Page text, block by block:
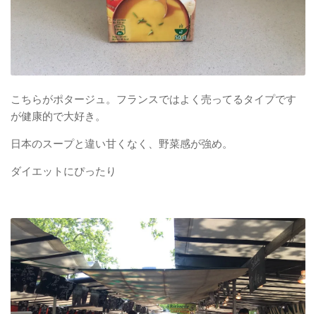
こちらがポタージュ。フランスではよく売ってるタイプです
が健康的で大好き。
日本のスープと違い甘くなく、野菜感が強め。
ダイエットにぴったり